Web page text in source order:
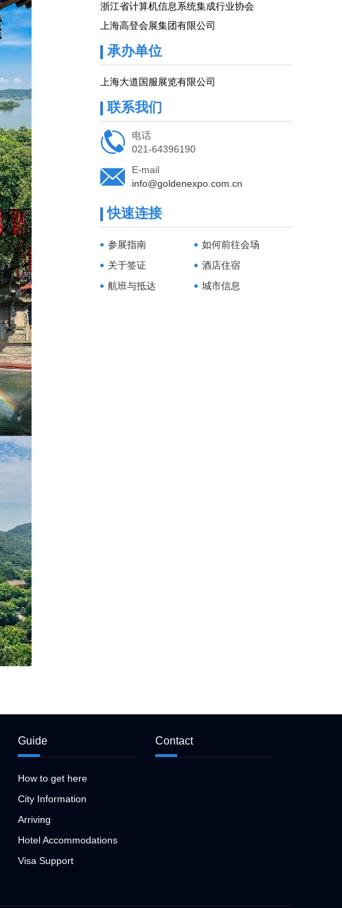
浙江省计算机信息系统集成行业协会
上海高登会展集团有限公司
承办单位
上海大道国服展览有限公司
联系我们

电话
021-64396190

E-mail
info@goldenexpo.com.cn
快速连接
参展指南
如何前往会场
关于签证
酒店住宿
航班与抵达
城市信息
Guide
How to get here
City Information
Arriving
Hotel Accommodations
Visa Support
Contact